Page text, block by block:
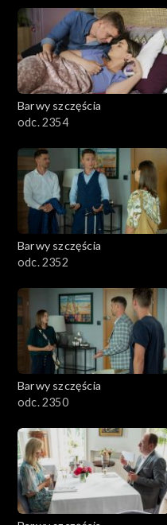
Barwy szczęścia
odc. 2354
Barwy szczęścia
odc. 2352
Barwy szczęścia
odc. 2350